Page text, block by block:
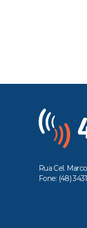
Rua Cel.
Fone: (48)